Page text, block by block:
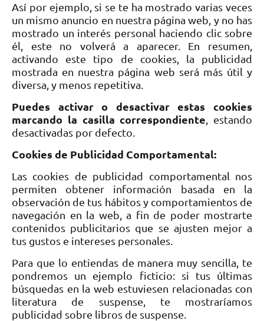
Así por ejemplo, si se te ha mostrado varias veces
un mismo anuncio en nuestra página web, y no has
mostrado un interés personal haciendo clic sobre
él, este no volverá a aparecer. En resumen,
activando este tipo de cookies, la publicidad
mostrada en nuestra página web será más útil y
diversa, y menos repetitiva.
Puedes activar o desactivar estas cookies
marcando la casilla correspondiente , estando
desactivadas por defecto.
Cookies de Publicidad Comportamental:
Las cookies de publicidad comportamental nos
permiten obtener información basada en la
observación de tus hábitos y comportamientos de
navegación en la web, a fin de poder mostrarte
contenidos publicitarios que se ajusten mejor a
tus gustos e intereses personales.
Para que lo entiendas de manera muy sencilla, te
pondremos un ejemplo ficticio: si tus últimas
búsquedas en la web estuviesen relacionadas con
literatura de suspense, te mostraríamos
publicidad sobre libros de suspense.